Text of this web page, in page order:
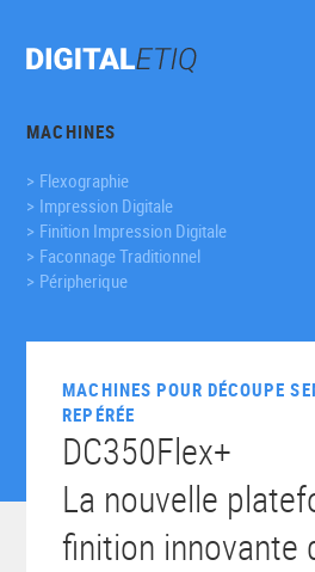
MACHINES
Flexographie
Impression Digitale
Finition Impression Digitale
Faconnage Traditionnel
Péripherique
MACHINES POUR DÉCOUPE
REPÉRÉE
DC350Flex+
La nouvelle
finition innovante